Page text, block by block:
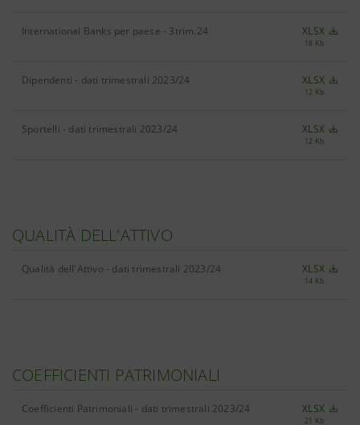
International Banks per paese - 3trim.24 XLSX
18 Kb
Dipendenti - dati trimestrali 2023/24 XLSX
12 Kb
Sportelli - dati trimestrali 2023/24 XLSX
12 Kb
QUALITÀ DELL'ATTIVO
Qualità dell'Attivo - dati trimestrali 2023/24 XLSX
14 Kb
COEFFICIENTI PATRIMONIALI
Coefficienti Patrimoniali - dati trimestrali 2023/24 XLSX
21 Kb